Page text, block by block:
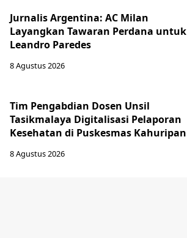
Jurnalis Argentina: AC Milan
Layangkan Tawaran Perdana untuk
Leandro Paredes
8 Agustus 2026
Tim Pengabdian Dosen Unsil
Tasikmalaya Digitalisasi Pelaporan
Kesehatan di Puskesmas Kahuripan
8 Agustus 2026